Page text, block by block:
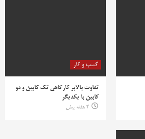
کسب و کار
تفاوت بالابر کارگاهی تک کابین و دو
کابین با یکدیگر
2 هفته پیش